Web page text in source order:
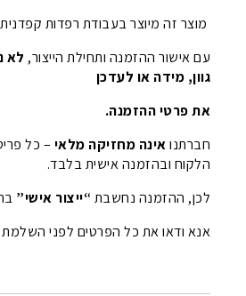
מוצר זה מיוצר בעבודת רפדות
עם אישור ההזמנה ותחילת הייצור, לא
גוון, מידה או לעדכן
את פרטי ההזמנה.
חברתנואינה מחזיקה מלאי – כל
הלקוח ובהזמנה אישית בלבד.
לכן, ההזמנה נחשבת “ייצור אישי”
אנא ודאו את כל הפרטים לפני